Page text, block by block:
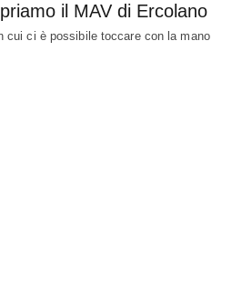
il MAV di Ercolano
cui ci è possibile toccare con la mano